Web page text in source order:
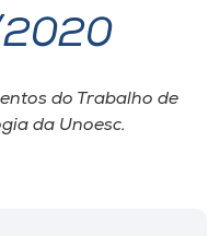
2020
do Trabalho de
da Unoesc.